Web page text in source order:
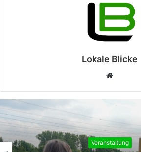
Lokale Blicke
Webseite
Veranstaltung